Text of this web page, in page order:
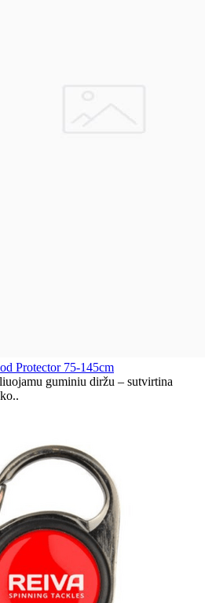
Protector 75-145cm
guminiu diržu – sutvirtina